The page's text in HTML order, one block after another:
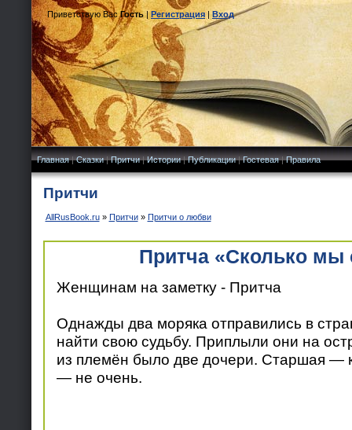
Приветствую Вас Гость|Регистрация|Вход
Главная|Сказки|Притчи|Истории|Публикации|Гостевая|Правила
Притчи
AllRusBook.ru» Притчи» Притчи о любви
Притча «Сколько мы
Женщинам на заметку - Притча
Однажды два моряка отправились в
найти свою судьбу. Приплыли они на
из племён было две дочери. Старшая —
— не очень.